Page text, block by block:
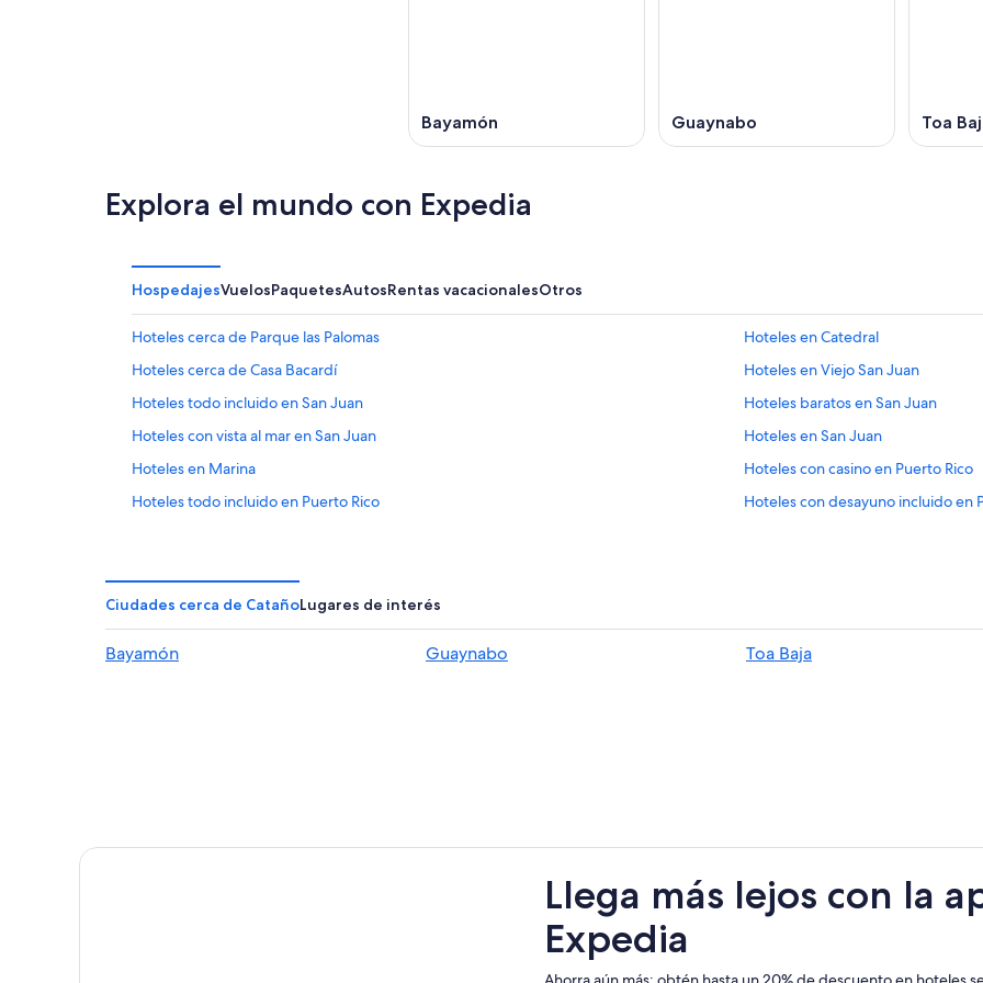
Bayamón Guaynabo Toa
Explora el mundo con Expedia
HospedajesVuelosPaquetesAutosRentas vacacionalesOtros
Hoteles cerca de Parque las Palomas
Hoteles en Catedral
Hoteles cerca de Casa Bacardí
Hoteles en Viejo San Juan
Hoteles todo incluido en San Juan
Hoteles baratos en San Juan
Hoteles con vista al mar en San Juan
Hoteles en San Juan
Hoteles en Marina
Hoteles con casino en Puerto Rico
Hoteles todo incluido en Puerto Rico
Hoteles con desayuno incluido en
Casas de campo en Puerto Rico
Apartamentos en Puerto Rico
Hoteles haciendas en Puerto Rico
Hostales en Puerto Rico
Moteles en Puerto Rico
Ciudades cerca de CatañoLugares de interés
Bayamón Guaynabo Toa Baja
Llega más lejos con la
Expedia